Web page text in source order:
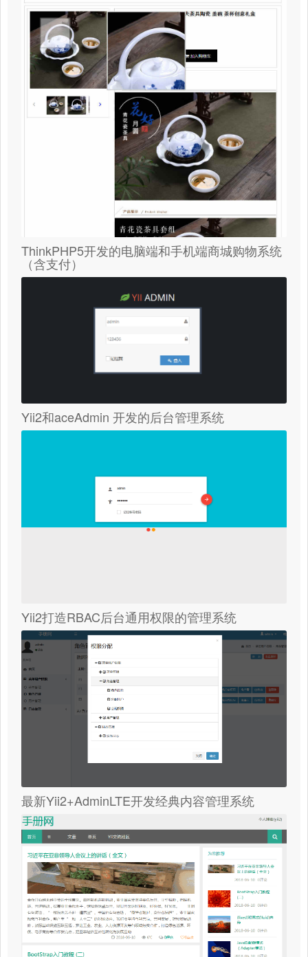
ThinkPHP5开发的电脑端和手机端商城购物系统
（含支付）
Yii2和aceAdmin 开发的后台管理系统
Yii2打造RBAC后台通用权限的管理系统
最新Yii2+AdminLTE开发经典内容管理系统